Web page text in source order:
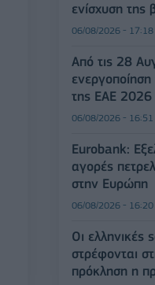
ενίσχυση της
06/08/2026 - 17:18
Από τις 28
της ΕΑΕ 2026
06/08/2026 - 16:51
Eurobank:
αγορές
στην Ευρώπη
06/08/2026 - 16:20
Οι ελληνικές
στρέφονται
πρόκληση η